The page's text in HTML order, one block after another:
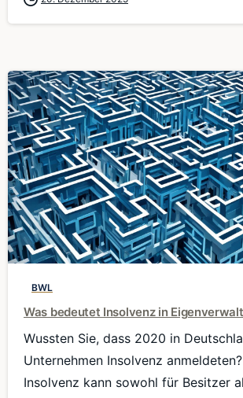
BWL
Was bedeutet Insolvenz in
Wussten Sie, dass 2020 in
Unternehmen Insolvenz
Insolvenz kann sowohl für Besitzer